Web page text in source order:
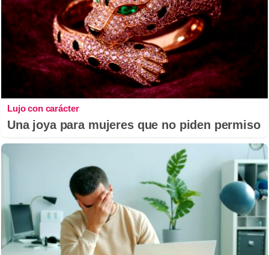
Lujo con carácter
Una joya para mujeres que no piden permiso